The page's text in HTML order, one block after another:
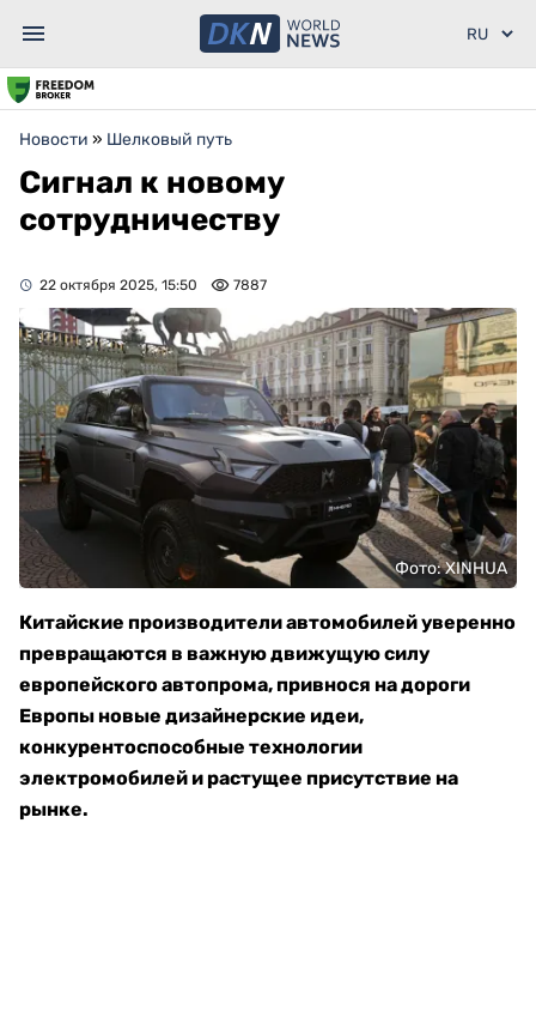
Новости » Шелковый путь
Сигнал к новому
сотрудничеству
22 октября 2025, 15:50 7887
Фото: XINHUA
Китайские производители автомобилей уверенно
превращаются в важную движущую силу
европейского автопрома, привнося на дороги
Европы новые дизайнерские идеи,
конкурентоспособные технологии
электромобилей и растущее присутствие на
рынке.